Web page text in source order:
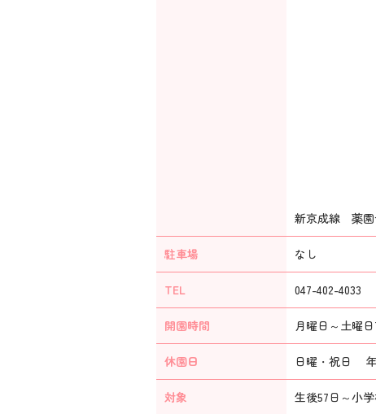
新京成線 薬
駐車場 なし
TEL 047-402-4033
開園時間 月曜日～土曜
休園日 日曜・祝日 年
対象 生後57日～小